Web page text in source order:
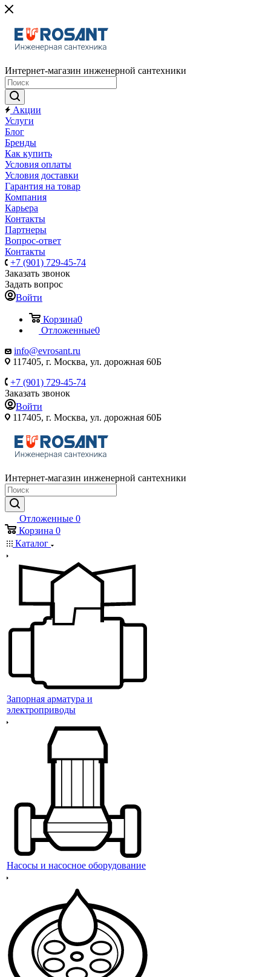
Интернет-магазин инженерной сантехники
Акции
Услуги
Блог
Бренды
Как купить
Условия оплаты
Условия доставки
Гарантия на товар
Компания
Карьера
Контакты
Партнеры
Вопрос-ответ
Контакты
+7 (901) 729-45-74
Заказать звонок
Задать вопрос
Войти
Корзина0
Отложенные0
info@evrosant.ru
117405, г. Москва, ул. дорожная 60Б
+7 (901) 729-45-74
Заказать звонок
Войти
117405, г. Москва, ул. дорожная 60Б
Интернет-магазин инженерной сантехники
Отложенные 0
Корзина 0
Каталог
Запорная арматура и
электроприводы
Насосы и насосное оборудование